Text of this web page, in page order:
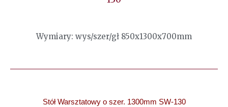
Wymiary: wys/szer/gł 850x1300x700mm
Stół Warsztatowy o szer. 1300mm SW-130